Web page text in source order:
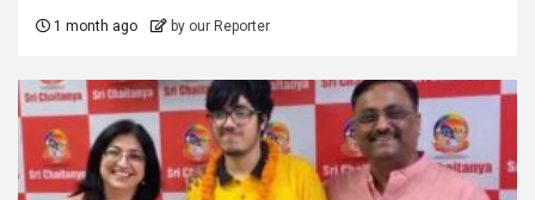
1 month ago by our Reporter